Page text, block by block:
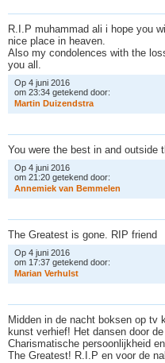
R.I.P muhammad ali i hope you
nice place in heaven.
Also my condolences with the
you all.
Op 4 juni 2016
om 23:34 getekend door:
Martin Duizendstra
You were the best in and outside
Op 4 juni 2016
om 21:20 getekend door:
Annemiek van Bemmelen
The Greatest is gone. RIP friend
Op 4 juni 2016
om 17:37 getekend door:
Marian Verhulst
Midden in de nacht boksen op tv
kunst verhief! Het dansen door
Charismatische persoonlijkheid
The Greatest! R.I.P en voor de